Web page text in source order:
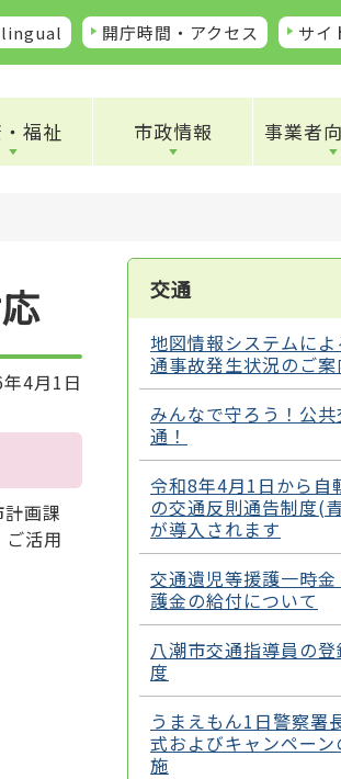
開庁時間・アクセス サイ
福祉 市政情報 事業者
4月1日
画課
活用
交通
地図情報システムによ
通事故発生状況のご案
みんなで守ろう！公共
通！
令和8年4月1日から自
の交通反則通告制度(
が導入されます
交通遺児等援護一時金
護金の給付について
八潮市交通指導員の登
度
うまえもん1日警察署
式およびキャンペーン
施